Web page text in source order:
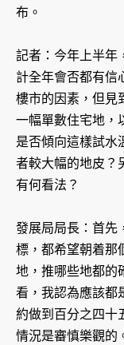
布。
記者：今年上半年
計全年會否都有信
樓市的因素，但見
一幅單數住宅地，
是否傾向這樣試水
者較大幅的地皮？
有何看法？
發展局局長：首先
標，都希望朝着那
地，推哪些地都的
看，我認為應該都
約做到百分之四十
情況是審慎樂觀的